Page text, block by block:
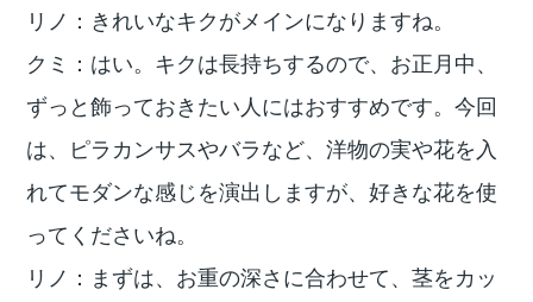
リノ：きれいなキクがメインになりますね。
クミ：はい。キクは長持ちするので、お正月中、
ずっと飾っておきたい人にはおすすめです。今回
は、ピラカンサスやバラなど、洋物の実や花を入
れてモダンな感じを演出しますが、好きな花を使
ってくださいね。
リノ：まずは、お重の深さに合わせて、茎をカッ